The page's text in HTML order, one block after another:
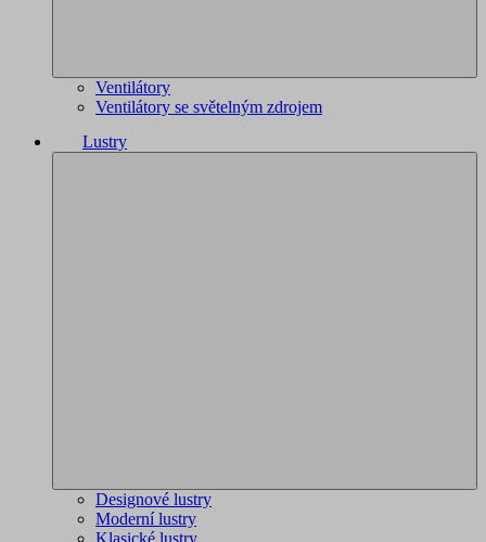
Ventilátory
Ventilátory se světelným zdrojem
Lustry
Designové lustry
Moderní lustry
Klasické lustry